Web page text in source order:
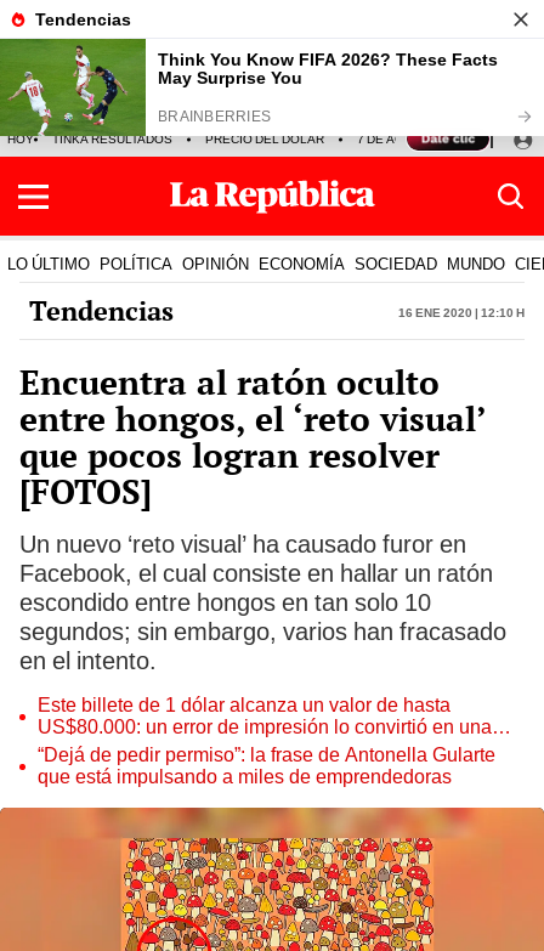
HOY TINKA RESULTADOS PRECIO DEL DÓLAR 7 DE AGOSTO OLLANTA
LO ÚLTIMO POLÍTICA OPINIÓN ECONOMÍA SOCIEDAD MUNDO
Tendencias 16 Ene 2020 | 12:10 h
Encuentra al ratón oculto
entre hongos, el ‘reto visual’
que pocos logran resolver
[FOTOS]
Un nuevo ‘reto visual’ ha causado furor en
Facebook, el cual consiste en hallar un ratón
escondido entre hongos en tan solo 10
segundos; sin embargo, varios han fracasado
en el intento.
Este billete de 1 dólar alcanza un valor de hasta
US$80.000: un error de impresión lo convirtió en una
pieza única que hoy buscan coleccionistas de todo el
mundo
“Dejá de pedir permiso”: la frase de Antonella Gularte
que está impulsando a miles de emprendedoras